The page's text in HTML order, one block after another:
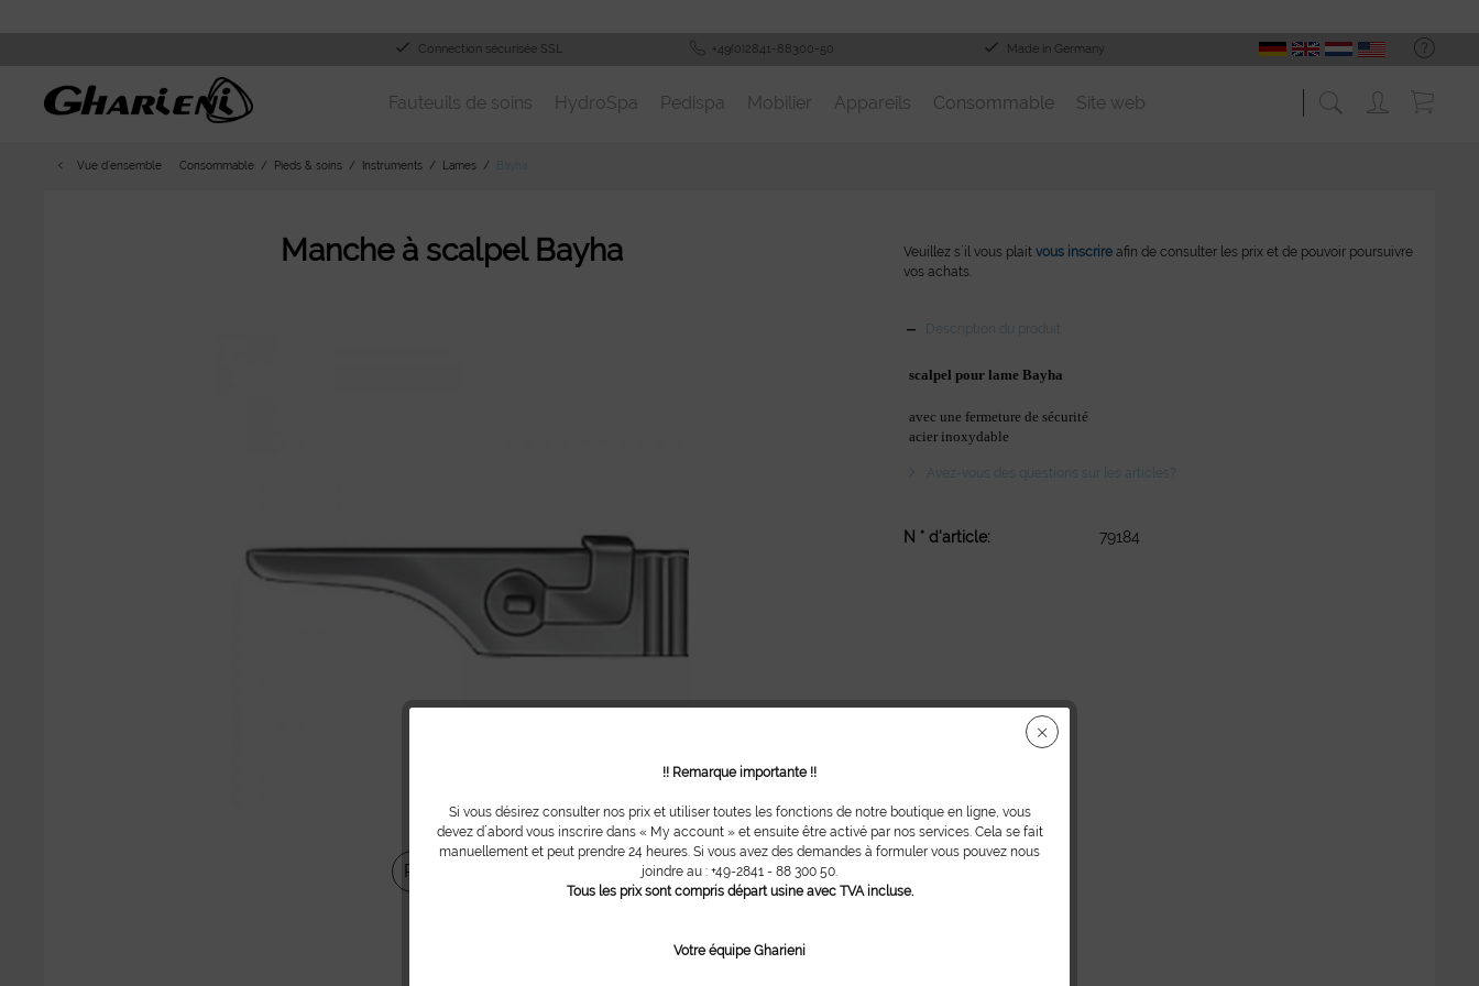
Connection sécurisée SSL +49(0)2841-88300-50 Made in Germany
Fauteuils de soins HydroSpa Pedispa Mobilier Appareils Consommable Site web
Vue d´ensemble Consommable Pieds & soins Instruments Lames
Manche à scalpel Bayha
Partager
Veuillez s´il vous plaitvous inscrire afin de consulter les prix et de pouvoir poursuivre
vos achats.
Description du produit
scalpel pour lame Bayha
avec une fermeture de sécurité
acier inoxydable
Avez-vous des questions sur les articles?
N ° d'article: 79184
!! Remarque importante !!
Si vous désirez consulter nos prix et utiliser toutes les fonctions de notre boutique en ligne, vous
devez d´abord vous inscrire dans « My account » et ensuite être activé par nos services. Cela se fait
manuellement et peut prendre 24 heures. Si vous avez des demandes à formuler vous pouvez nous
joindre au : +49-2841 - 88 300 50.
Tous les prix sont compris départ usine avec TVA incluse.
Votre équipe Gharieni